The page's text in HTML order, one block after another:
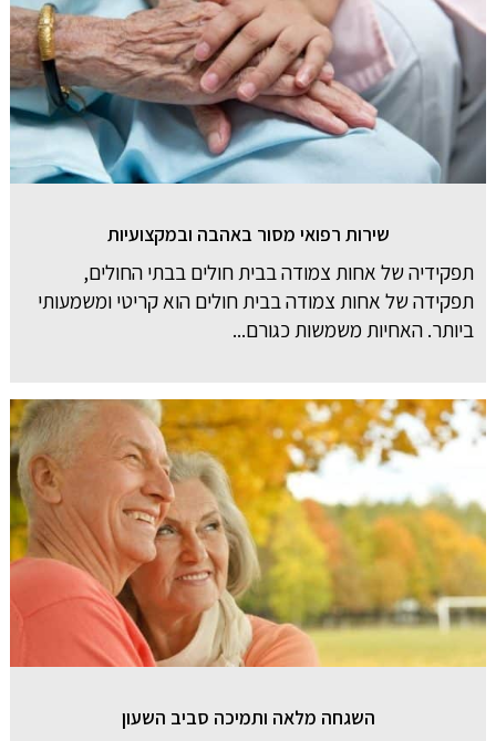
שירות רפואי מסור באהבה ובמקצועיות
תפקידיה של אחות צמודה בבית חולים בבתי החולים,
תפקידה של אחות צמודה בבית חולים הוא קריטי ומשמעותי
ביותר. האחיות משמשות כגורם...
השגחה מלאה ותמיכה סביב השעון